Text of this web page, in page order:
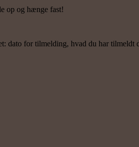
op og hænge fast!
dato for tilmelding, hvad du har tilmeldt